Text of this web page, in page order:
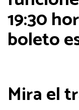
19:30
boleto
Mira el